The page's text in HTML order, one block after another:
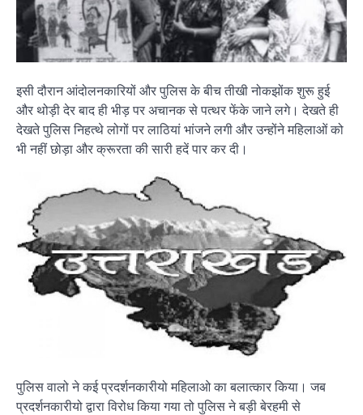
इसी दौरान आंदोलनकारियों और पुलिस के बीच तीखी नोकझोंक शुरू हुई
और थोड़ी देर बाद ही भीड़ पर अचानक से पत्थर फेंके जाने लगे। देखते ही
देखते पुलिस निहत्थे लोगों पर लाठियां भांजने लगी और उन्होंने महिलाओं को
भी नहीं छोड़ा और क्रूरता की सारी हदें पार कर दी।
पुलिस वालो ने कई प्रदर्शनकारीयो महिलाओ का बलात्कार किया। जब
प्रदर्शनकारीयो द्वारा विरोध किया गया तो पुलिस ने बड़ी बेरहमी से